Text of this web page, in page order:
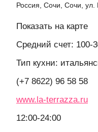
Россия, Сочи, Сочи,
Показать на карте
Средний счет: 100-
Тип кухни:
(+7 8622) 96 58 58
www.la-terrazza.ru
12:00-24:00